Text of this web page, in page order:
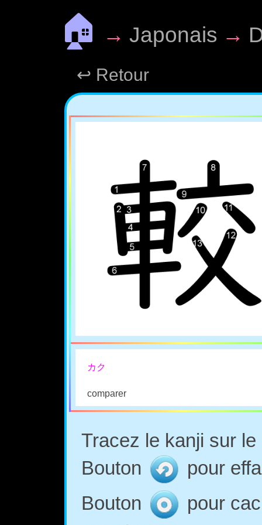
🏠 → Japonais →
↩ Retour
カク
comparer
Tracez le kanji sur
Bouton
pour
Bouton
pour